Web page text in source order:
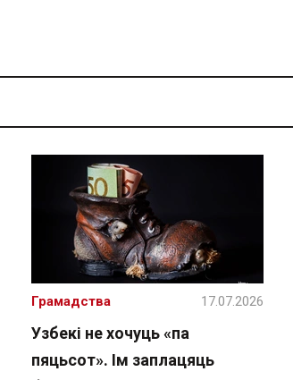
Узбекі не хочуць «па
пяцьсот». Ім заплацяць
Грамадства 17.07.2026